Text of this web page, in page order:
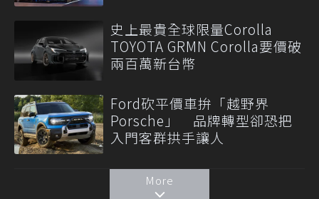
史上最貴全球限量Corolla
TOYOTA GRMN Corolla要價破
兩百萬新台幣
Ford砍平價車拚「越野界
Porsche」 品牌轉型卻恐把
入門客群拱手讓人
More